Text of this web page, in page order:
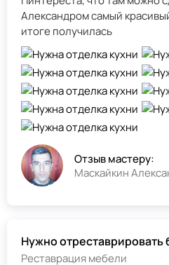
Александром самый
итоге получилась
Отзыв мастеру:
Маскайкин
Нужно отреставрировать
Реставрация мебели